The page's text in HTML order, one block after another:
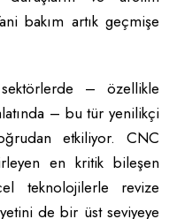
bakım artık geçmişe
sektörlerde – özellikle
– bu tür yenilikçi
etkiliyor. CNC
en kritik bileşen
teknolojilerle revize
de bir üst seviyeye